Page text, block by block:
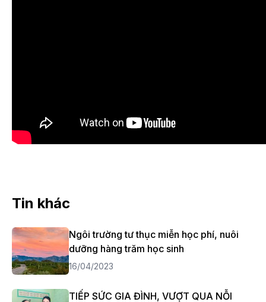
Tin khác
Ngôi trường tư thục miễn học phí, nuôi
dưỡng hàng trăm học sinh
16/04/2023
TIẾP SỨC GIA ĐÌNH, VƯỢT QUA NỖI